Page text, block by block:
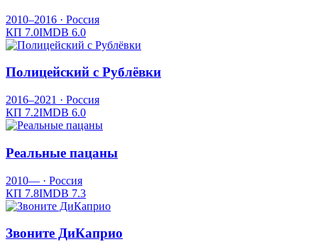
2010–2016 · Россия
КП 7.0IMDB 6.0
Полицейский с Рублёвки
2016–2021 · Россия
КП 7.2IMDB 6.0
Реальные пацаны
2010— · Россия
КП 7.8IMDB 7.3
Звоните ДиКаприо